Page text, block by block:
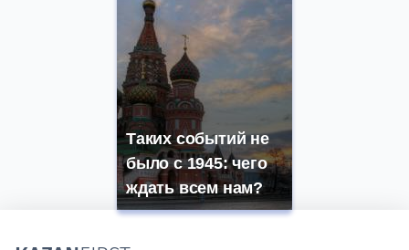
Таких событий не
было с 1945: чего
ждать всем нам?